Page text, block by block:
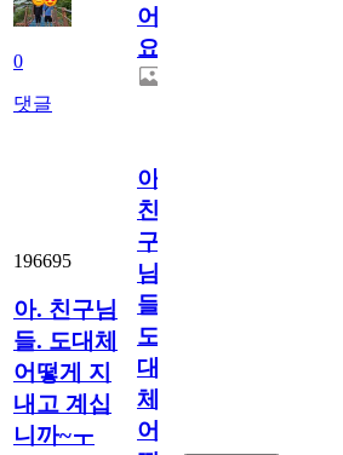
0
댓글
어
요.
196695
아. 친구님
들. 도대체
어떻게 지
내고 계십
니까~ㅜ
아.
친
구
님
들.
도
대
체
어